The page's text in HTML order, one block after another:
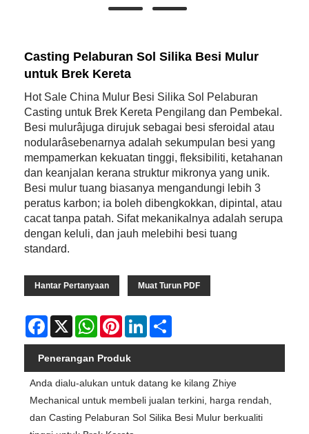
Casting Pelaburan Sol Silika Besi Mulur
untuk Brek Kereta
Hot Sale China Mulur Besi Silika Sol Pelaburan
Casting untuk Brek Kereta Pengilang dan Pembekal.
Besi mulurâjuga dirujuk sebagai besi sferoidal atau
nodularâsebenarnya adalah sekumpulan besi yang
mempamerkan kekuatan tinggi, fleksibiliti, ketahanan
dan keanjalan kerana struktur mikronya yang unik.
Besi mulur tuang biasanya mengandungi lebih 3
peratus karbon; ia boleh dibengkokkan, dipintal, atau
cacat tanpa patah. Sifat mekanikalnya adalah serupa
dengan keluli, dan jauh melebihi besi tuang
standard.
Hantar Pertanyaan Muat Turun PDF
Facebook
X WhatsAppPinterestLinkedIn
Penerangan Produk
Anda dialu-alukan untuk datang ke kilang Zhiye
Mechanical untuk membeli jualan terkini, harga rendah,
dan Casting Pelaburan Sol Silika Besi Mulur berkualiti